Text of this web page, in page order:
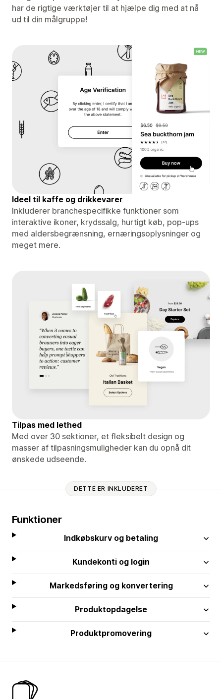
har de rigtige værktøjer til at hjælpe dig med at nå
ud til din målgruppe!
Ideel til kaffe og drikkevarer
Inkluderer branchespecifikke funktioner som
interaktive ikoner, krydssalg, hurtigt køb, pop-ups
med aldersbegrænsning, ernæringsoplysninger og
meget mere.
Tilpas med lethed
Med over 30 sektioner, et fleksibelt design og
masser af tilpasningsmuligheder kan du opnå dit
ønskede udseende.
DETTE ER INKLUDERET
Funktioner
Indkøbskurv og betaling
Kundekonti og login
Markedsføring og konvertering
Produktopdagelse
Produktpromovering